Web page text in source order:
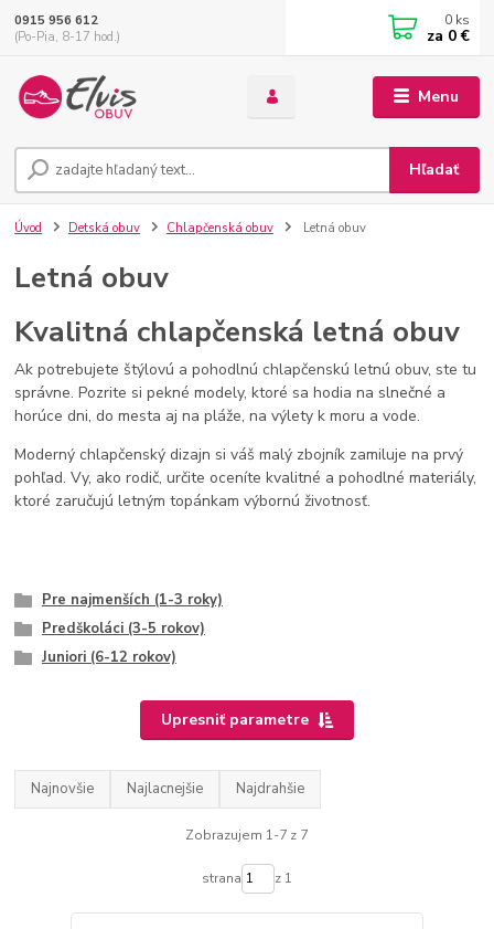
Menu
Hľadať
0915 956 612
(Po-Pia, 8-17 hod.)
0 ks
za 0 €
Úvod Detská obuv Chlapčenská obuv Letná obuv
Letná obuv
Kvalitná chlapčenská letná obuv
Ak potrebujete štýlovú a pohodlnú chlapčenskú letnú obuv, ste tu
správne. Pozrite si pekné modely, ktoré sa hodia na slnečné a
horúce dni, do mesta aj na pláže, na výlety k moru a vode.
Moderný chlapčenský dizajn si váš malý zbojník zamiluje na prvý
pohľad. Vy, ako rodič, určite oceníte kvalitné a pohodlné materiály,
ktoré zaručujú letným topánkam výbornú životnosť.
Pre najmenších (1-3 roky)
Predškoláci (3-5 rokov)
Juniori (6-12 rokov)
Upresniť parametre
Najnovšie Najlacnejšie Najdrahšie
Zobrazujem 1-7 z 7
strana z 1